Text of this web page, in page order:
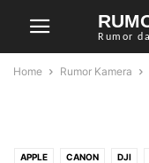
Rumor
Home Rumor Kamera
APPLE CANON DJI